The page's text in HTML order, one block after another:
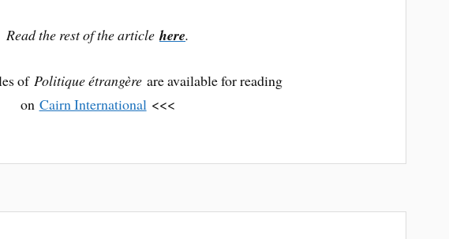
Read the rest of the articlehere.
of Politique étrangère are available for reading
on Cairn International <<<